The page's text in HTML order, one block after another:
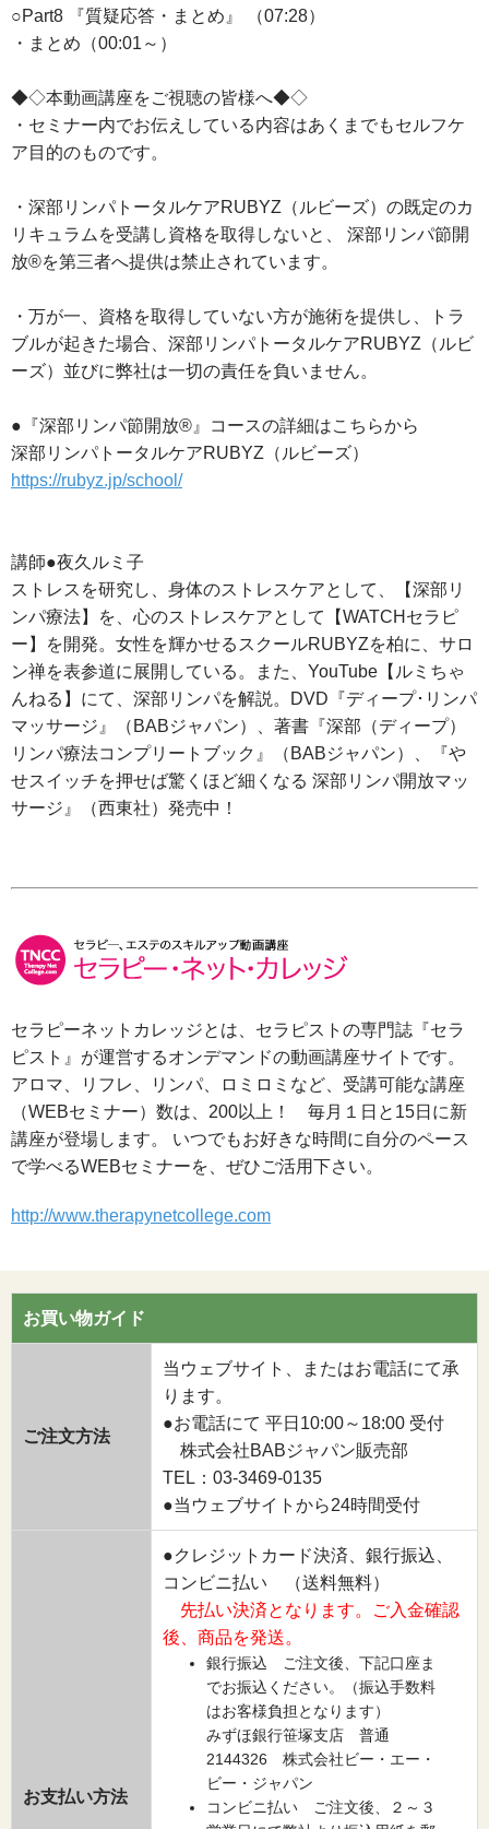
○Part8 『質疑応答・まとめ』 （07:28）
・まとめ（00:01～）
◆◇本動画講座をご視聴の皆様へ◆◇
・セミナー内でお伝えしている内容はあくまでもセルフケ
ア目的のものです。
・深部リンパトータルケアRUBYZ（ルビーズ）の既定のカ
リキュラムを受講し資格を取得しないと、 深部リンパ節開
放®を第三者へ提供は禁止されています。
・万が一、資格を取得していない方が施術を提供し、トラ
ブルが起きた場合、深部リンパトータルケアRUBYZ（ルビ
ーズ）並びに弊社は一切の責任を負いません。
●『深部リンパ節開放®』コースの詳細はこちらから
深部リンパトータルケアRUBYZ（ルビーズ）
https://rubyz.jp/school/
講師●夜久ルミ子
ストレスを研究し、身体のストレスケアとして、【深部リ
ンパ療法】を、心のストレスケアとして【WATCHセラピ
ー】を開発。女性を輝かせるスクールRUBYZを柏に、サロ
ン禅を表参道に展開している。また、YouTube【ルミちゃ
んねる】にて、深部リンパを解説。DVD『ディープ･リンパ
マッサージ』（BABジャパン）、著書『深部（ディープ）
リンパ療法コンプリートブック』（BABジャパン）、『や
せスイッチを押せば驚くほど細くなる 深部リンパ開放マッ
サージ』（西東社）発売中！
セラピーネットカレッジとは、セラピストの専門誌『セラ
ピスト』が運営するオンデマンドの動画講座サイトです。
アロマ、リフレ、リンパ、ロミロミなど、受講可能な講座
（WEBセミナー）数は、200以上！ 毎月１日と15日に新
講座が登場します。 いつでもお好きな時間に自分のペース
で学べるWEBセミナーを、ぜひご活用下さい。
http://www.therapynetcollege.com
お買い物ガイド
ご注文方法
当ウェブサイト、またはお電話にて承
ります。
●お電話にて 平日10:00～18:00 受付
株式会社BABジャパン販売部
TEL：03-3469-0135
●当ウェブサイトから24時間受付
お支払い方法
●クレジットカード決済、銀行振込、
コンビニ払い （送料無料）
先払い決済となります。ご入金確認
後、商品を発送。
銀行振込 ご注文後、下記口座ま
でお振込ください。（振込手数料
はお客様負担となります）
みずほ銀行笹塚支店 普通
2144326 株式会社ビー・エー・
ビー・ジャパン
コンビニ払い ご注文後、２～３